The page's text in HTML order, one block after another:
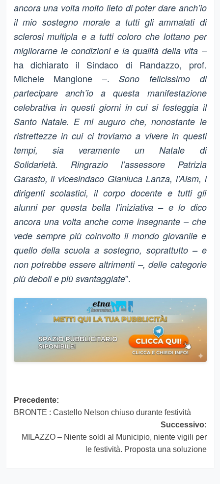
ancora una volta molto lieto di poter dare anch’io
il mio sostegno morale a tutti gli ammalati di
sclerosi multipla e a tutti coloro che lottano per
migliorarne le condizioni e la qualità della vita –
ha dichiarato il Sindaco di Randazzo, prof.
Michele Mangione –.Sono felicissimo di
partecipare anch’io a questa manifestazione
celebrativa in questi giorni in cui si festeggia il
Santo Natale. E mi auguro che, nonostante le
ristrettezze in cui ci troviamo a vivere in questi
tempi, sia veramente un Natale di
Solidarietà. Ringrazio l’assessore Patrizia
Garasto, il vicesindaco Gianluca Lanza, l’Aism, i
dirigenti scolastici, il corpo docente e tutti gli
alunni per questa bella l’iniziativa – e lo dico
ancora una volta anche come insegnante – che
vede sempre più coinvolto il mondo giovanile e
quello della scuola a sostegno, soprattutto – e
non potrebbe essere altrimenti –, delle categorie
più deboli e più svantaggiate”.
Navigazione
articolo
Precedente:
BRONTE : Castello Nelson chiuso durante festività
Successivo:
MILAZZO – Niente soldi al Municipio, niente vigili per
le festività. Proposta una soluzione